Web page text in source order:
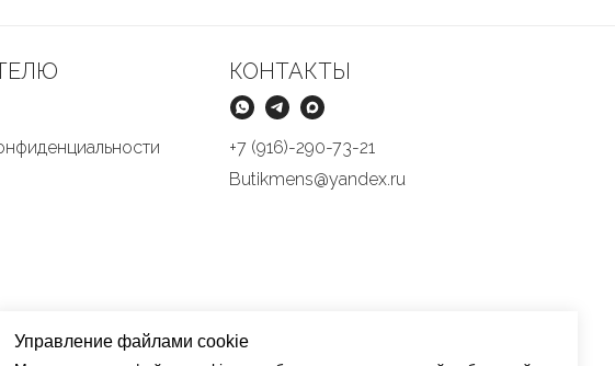
КОНТАКТЫ
Butikmens@yandex.ru
+7 (916)-290-73-21
Управление файлами cookie